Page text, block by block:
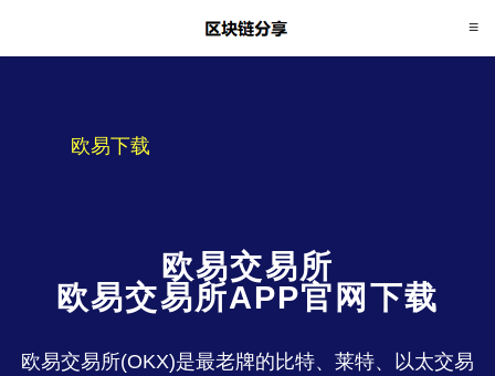
欧易下载
欧易交易所
欧易交易所APP官网下载
欧易交易所(OKX)是最老牌的比特、莱特、以太交易